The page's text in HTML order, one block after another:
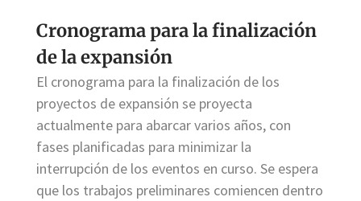
Cronograma para la finalización
de la expansión
El cronograma para la finalización de los
proyectos de expansión se proyecta
actualmente para abarcar varios años, con
fases planificadas para minimizar la
interrupción de los eventos en curso. Se espera
que los trabajos preliminares comiencen dentro